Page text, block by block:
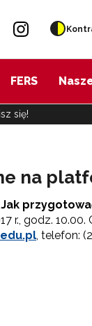
FERS
się!
na
r., godz. 10.00.
, telefon: